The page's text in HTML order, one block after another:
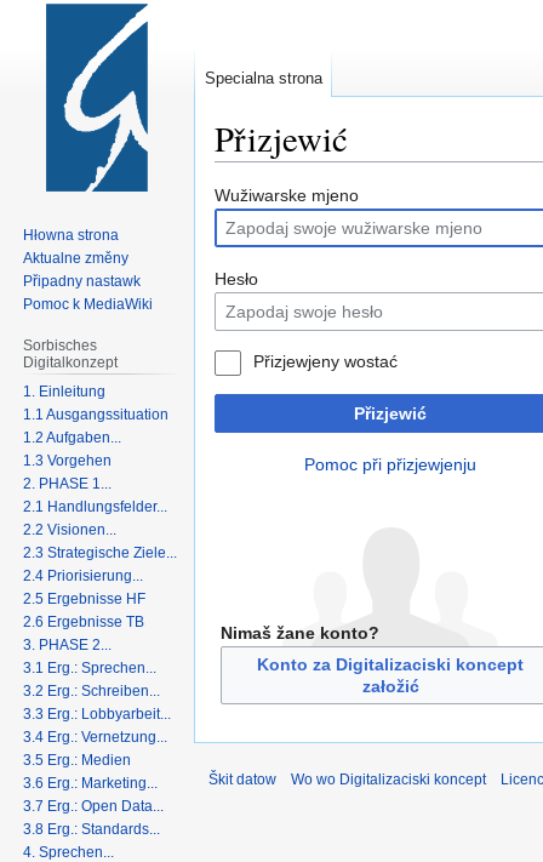
Přizjewić
Zur
Navigation
springen
Zur
Suche
springen
Wužiwarske mjeno
Hesło
Přizjewjeny wostać
Přizjewić
Pomoc při přizjewjenju
Nimaš žane konto?
Konto za Digitalizaciski koncept
załožić
Specialna strona
Hłowna strona
Aktualne změny
Připadny nastawk
Pomoc k MediaWiki
Sorbisches
Digitalkonzept
1. Einleitung
1.1 Ausgangssituation
1.2 Aufgaben...
1.3 Vorgehen
2. PHASE 1...
2.1 Handlungsfelder...
2.2 Visionen...
2.3 Strategische Ziele...
2.4 Priorisierung...
2.5 Ergebnisse HF
2.6 Ergebnisse TB
3. PHASE 2...
3.1 Erg.: Sprechen...
3.2 Erg.: Schreiben...
3.3 Erg.: Lobbyarbeit...
3.4 Erg.: Vernetzung...
3.5 Erg.: Medien
3.6 Erg.: Marketing...
3.7 Erg.: Open Data...
3.8 Erg.: Standards...
4. Sprechen...
Škit datow Wo wo Digitalizaciski koncept